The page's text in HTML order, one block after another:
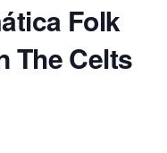
Folk
The Celts